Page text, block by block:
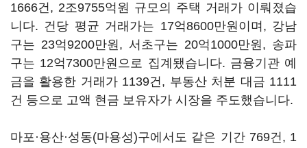
1666건, 2조9755억원 규모의 주택 거래가 이뤄졌습
니다. 건당 평균 거래가는 17억8600만원이며, 강남
구는 23억9200만원, 서초구는 20억1000만원, 송파
구는 12억7300만원으로 집계됐습니다. 금융기관 예
금을 활용한 거래가 1139건, 부동산 처분 대금 1111
건 등으로 고액 현금 보유자가 시장을 주도했습니다.
마포·용산·성동(마용성)구에서도 같은 기간 769건, 1